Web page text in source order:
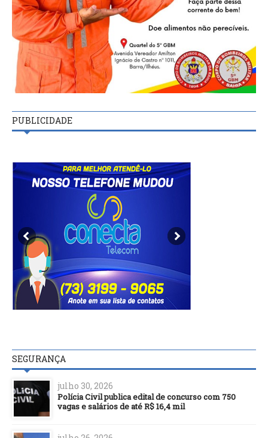
PUBLICIDADE
SEGURANÇA
julho 30, 2026
Polícia Civil publica edital de concurso com 750
vagas e salários de até R$ 16,4 mil